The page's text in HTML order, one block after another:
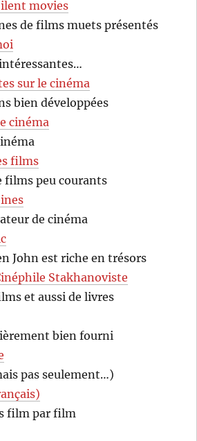
movies
de films muets présentés
sur le cinéma
bien développées
cinéma
films
films peu courants
de cinéma
John est riche en trésors
Stakhanoviste
et aussi de livres
bien fourni
pas seulement…)
film par film